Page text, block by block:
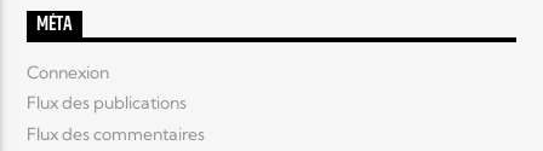
MÉTA
Connexion
Flux des publications
Flux des commentaires